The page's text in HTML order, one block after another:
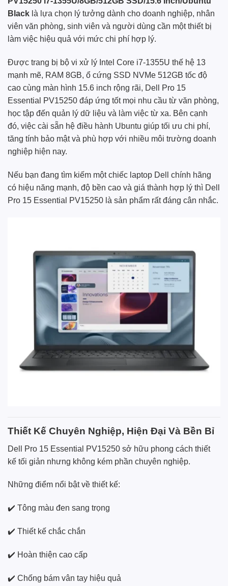
Black là lựa chọn lý tưởng dành cho doanh nghiệp, nhân
viên văn phòng, sinh viên và người dùng cần một thiết bị
làm việc hiệu quả với mức chi phí hợp lý.
Được trang bị bộ vi xử lý Intel Core i7-1355U thế hệ 13
mạnh mẽ, RAM 8GB, ổ cứng SSD NVMe 512GB tốc độ
cao cùng màn hình 15.6 inch rộng rãi, Dell Pro 15
Essential PV15250 đáp ứng tốt mọi nhu cầu từ văn phòng,
học tập đến quản lý dữ liệu và làm việc từ xa. Bên cạnh
đó, việc cài sẵn hệ điều hành Ubuntu giúp tối ưu chi phí,
tăng tính bảo mật và phù hợp với nhiều môi trường doanh
nghiệp hiện nay.
Nếu bạn đang tìm kiếm một chiếc laptop Dell chính hãng
có hiệu năng mạnh, độ bền cao và giá thành hợp lý thì Dell
Pro 15 Essential PV15250 là sản phẩm rất đáng cân nhắc.
Thiết Kế Chuyên Nghiệp, Hiện Đại Và Bền Bỉ
Dell Pro 15 Essential PV15250 sở hữu phong cách thiết
kế tối giản nhưng không kém phần chuyên nghiệp.
Những điểm nổi bật về thiết kế:
✔️ Tông màu đen sang trọng
✔️ Thiết kế chắc chắn
✔️ Hoàn thiện cao cấp
✔️ Chống bám vân tay hiệu quả